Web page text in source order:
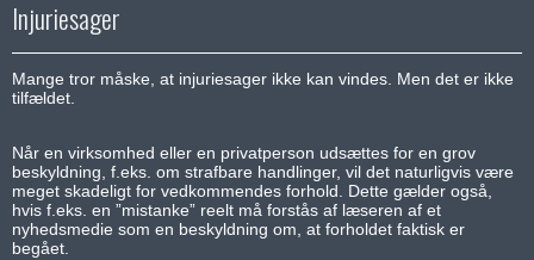
Injuriesager
Mange tror måske, at injuriesager ikke kan vindes. Men det er ikke
tilfældet.
Når en virksomhed eller en privatperson udsættes for en grov
beskyldning, f.eks. om strafbare handlinger, vil det naturligvis være
meget skadeligt for vedkommendes forhold. Dette gælder også,
hvis f.eks. en ”mistanke” reelt må forstås af læseren af et
nyhedsmedie som en beskyldning om, at forholdet faktisk er
begået.